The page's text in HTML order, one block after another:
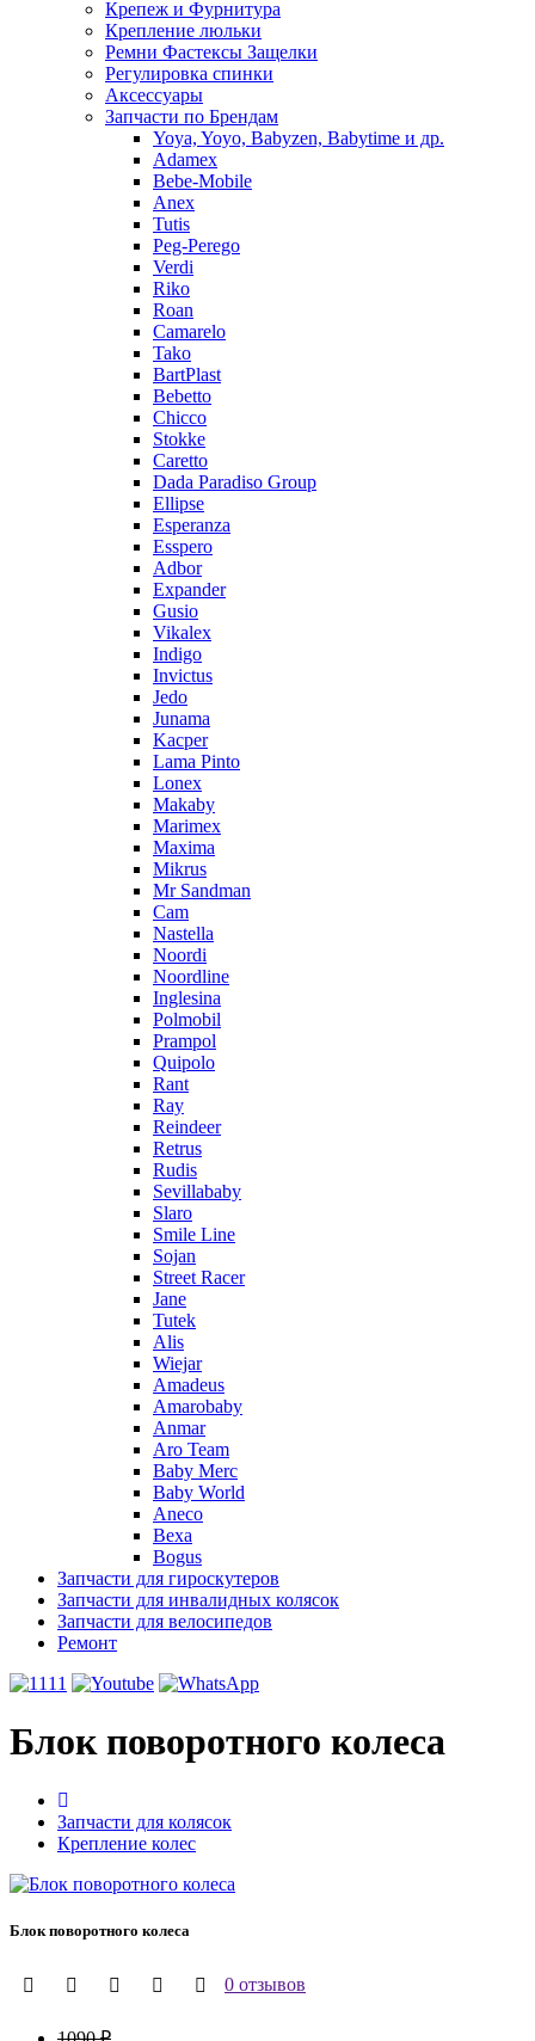
Крепеж и Фурнитура
Крепление люльки
Ремни Фастексы Защелки
Регулировка спинки
Аксессуары
Запчасти по Брендам
Yoya, Yoyo, Babyzen, Babytime и др.
Adamex
Bebe-Mobile
Anex
Tutis
Peg-Perego
Verdi
Riko
Roan
Camarelo
Tako
BartPlast
Bebetto
Chicco
Stokke
Caretto
Dada Paradiso Group
Ellipse
Esperanza
Esspero
Adbor
Expander
Gusio
Vikalex
Indigo
Invictus
Jedo
Junama
Kacper
Lama Pinto
Lonex
Makaby
Marimex
Maxima
Mikrus
Mr Sandman
Cam
Nastella
Noordi
Noordline
Inglesina
Polmobil
Prampol
Quipolo
Rant
Ray
Reindeer
Retrus
Rudis
Sevillababy
Slaro
Smile Line
Sojan
Street Racer
Jane
Tutek
Alis
Wiejar
Amadeus
Amarobaby
Anmar
Aro Team
Baby Merc
Baby World
Aneco
Bexa
Bogus
Запчасти для гироскутеров
Запчасти для инвалидных колясок
Запчасти для велосипедов
Ремонт
Блок поворотного колеса
Запчасти для колясок
Крепление колес
Блок поворотного колеса
0 отзывов